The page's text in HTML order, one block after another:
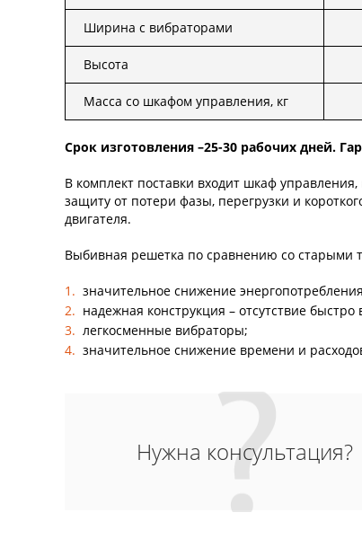
Ширина с вибраторами
Высота
Масса со шкафом управления, кг
Срок изготовления –25-30 рабочих дней.
В комплект поставки входит шкаф
защиту от потери фазы, перегрузки и
двигателя.
Выбивная решетка по сравнению со старыми
значительное снижение
надежная конструкция – отсутствие
легкосменные вибраторы;
значительное снижение времени и
Нужна консультация?